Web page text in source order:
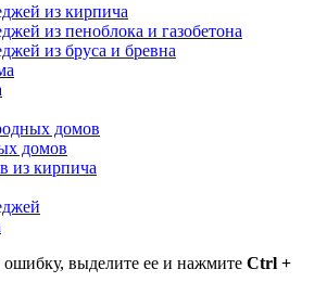
из кирпича
из пеноблока и газобетона
из бруса и бревна
домов
домов
из кирпича
выделите ее и нажмите Ctrl +